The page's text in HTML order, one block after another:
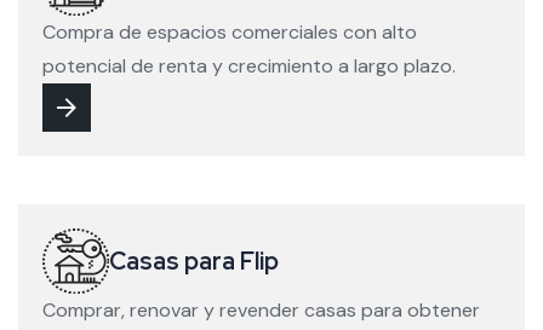
Compra de espacios comerciales con alto
potencial de renta y crecimiento a largo plazo.
Casas para Flip
Comprar, renovar y revender casas para obtener